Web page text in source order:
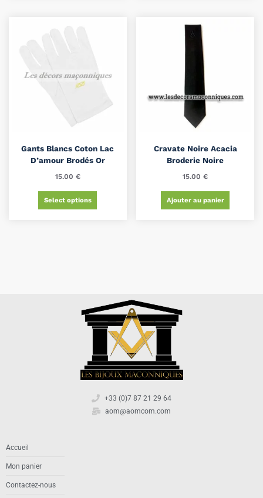
Gants Blancs Coton Lac
D’amour Brodés Or
15.00 €
Select options
Cravate Noire Acacia
Broderie Noire
15.00€
Ajouter au panier
+33 (0)7 87 21 29 64
aom@aomcom.com
Accueil
Mon panier
Contactez-nous